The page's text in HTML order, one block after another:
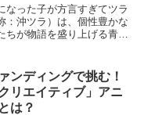
なった子が方言すぎてツラ
：沖ツラ）は、個性豊かな
ちが物語を盛り上げる青春
要キャストの声優と、それ
ンディングで挑む！
リエイティブ」アニ
は？